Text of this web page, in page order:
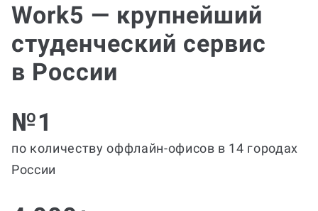
Work5 — крупнейший
студенческий сервис
в России
№1
по количеству оффлайн-офисов в 14 городах
России